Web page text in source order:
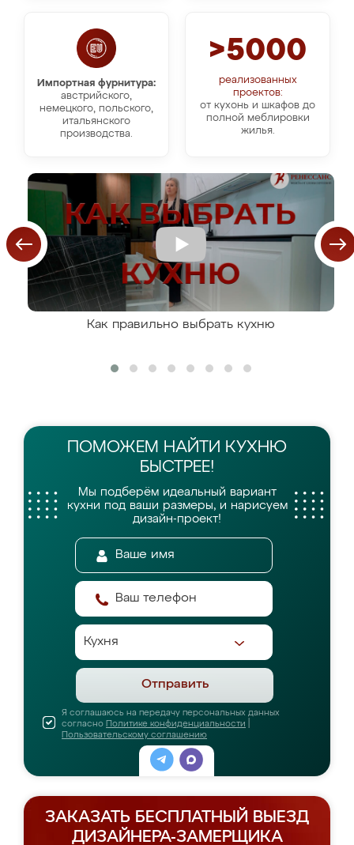
Импортная фурнитура:
австрийского,
немецкого, польского,
итальянского
производства.
>5000
реализованных
проектов:
от кухонь и шкафов до
полной меблировки
жилья.
Как правильно выбрать кухню
ПОМОЖЕМ НАЙТИ КУХНЮ
БЫСТРЕЕ!
Мы подберём идеальный вариант
кухни под ваши размеры, и нарисуем
дизайн-проект!
Отправить
Я соглашаюсь на передачу персональных данных
согласно Политике конфиденциальности
Пользовательскому соглашению
ЗАКАЗАТЬ БЕСПЛАТНЫЙ ВЫЕЗД
ДИЗАЙНЕРА-ЗАМЕРЩИКА